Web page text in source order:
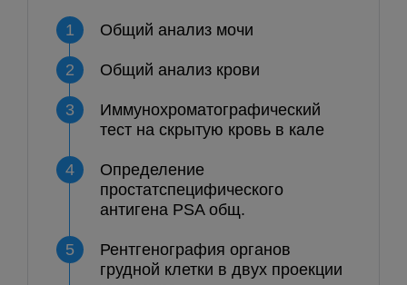
1 Общий анализ мочи
2 Общий анализ крови
3
Иммунохроматографический
тест на скрытую кровь в кале
4
Определение
простатспецифического
антигена PSA общ.
5
Рентгенография органов
грудной клетки в двух проекции